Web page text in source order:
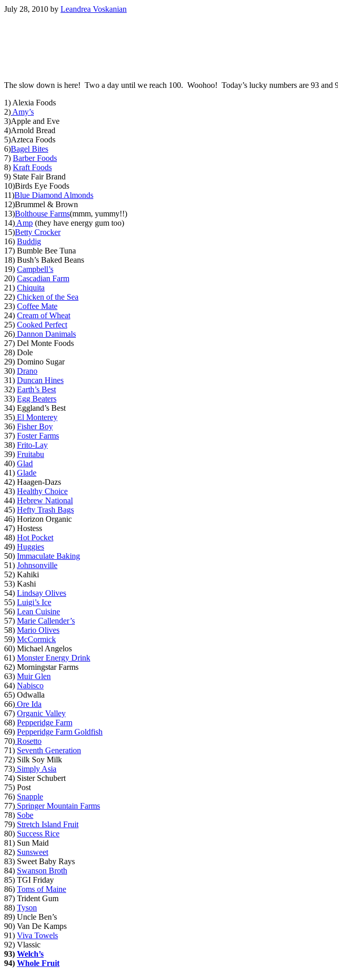
July 28, 2010 by Leandrea Voskanian
The slow down is here! Two a day until we reach 100. Woohoo! Today’s lucky numbers are 93 and
1) Alexia Foods
2) Amy’s
3)Apple and Eve
4)Arnold Bread
5)Azteca Foods
6)Bagel Bites
7) Barber Foods
8) Kraft Foods
9) State Fair Brand
10)Birds Eye Foods
11)Blue Diamond Almonds
12)Brummel & Brown
13)Bolthouse Farms(mmm, yummy!!)
14) Amp (they have energy gum too)
15)Betty Crocker
16) Buddig
17) Bumble Bee Tuna
18) Bush’s Baked Beans
19) Campbell’s
20) Cascadian Farm
21) Chiquita
22) Chicken of the Sea
23) Coffee Mate
24) Cream of Wheat
25) Cooked Perfect
26) Dannon Danimals
27) Del Monte Foods
28) Dole
29) Domino Sugar
30) Drano
31) Duncan Hines
32) Earth’s Best
33) Egg Beaters
34) Eggland’s Best
35) El Monterey
36) Fisher Boy
37) Foster Farms
38) Frito-Lay
39) Fruitabu
40) Glad
41) Glade
42) Haagen-Dazs
43) Healthy Choice
44) Hebrew National
45) Hefty Trash Bags
46) Horizon Organic
47) Hostess
48) Hot Pocket
49) Huggies
50) Immaculate Baking
51) Johnsonville
52) Kahiki
53) Kashi
54) Lindsay Olives
55) Luigi’s Ice
56) Lean Cuisine
57) Marie Callender’s
58) Mario Olives
59) McCormick
60) Michael Angelos
61) Monster Energy Drink
62) Morningstar Farms
63) Muir Glen
64) Nabisco
65) Odwalla
66) Ore Ida
67) Organic Valley
68) Pepperidge Farm
69) Pepperidge Farm Goldfish
70) Rosetto
71) Seventh Generation
72) Silk Soy Milk
73) Simply Asia
74) Sister Schubert
75) Post
76) Snapple
77) Springer Mountain Farms
78) Sobe
79) Stretch Island Fruit
80) Success Rice
81) Sun Maid
82) Sunsweet
83) Sweet Baby Rays
84) Swanson Broth
85) TGI Friday
86) Toms of Maine
87) Trident Gum
88) Tyson
89) Uncle Ben’s
90) Van De Kamps
91) Viva Towels
92) Vlassic
93) Welch’s
94) Whole Fruit